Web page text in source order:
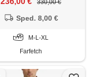
330,00 €
Sped. 8,00 €
M-L-XL
Farfetch